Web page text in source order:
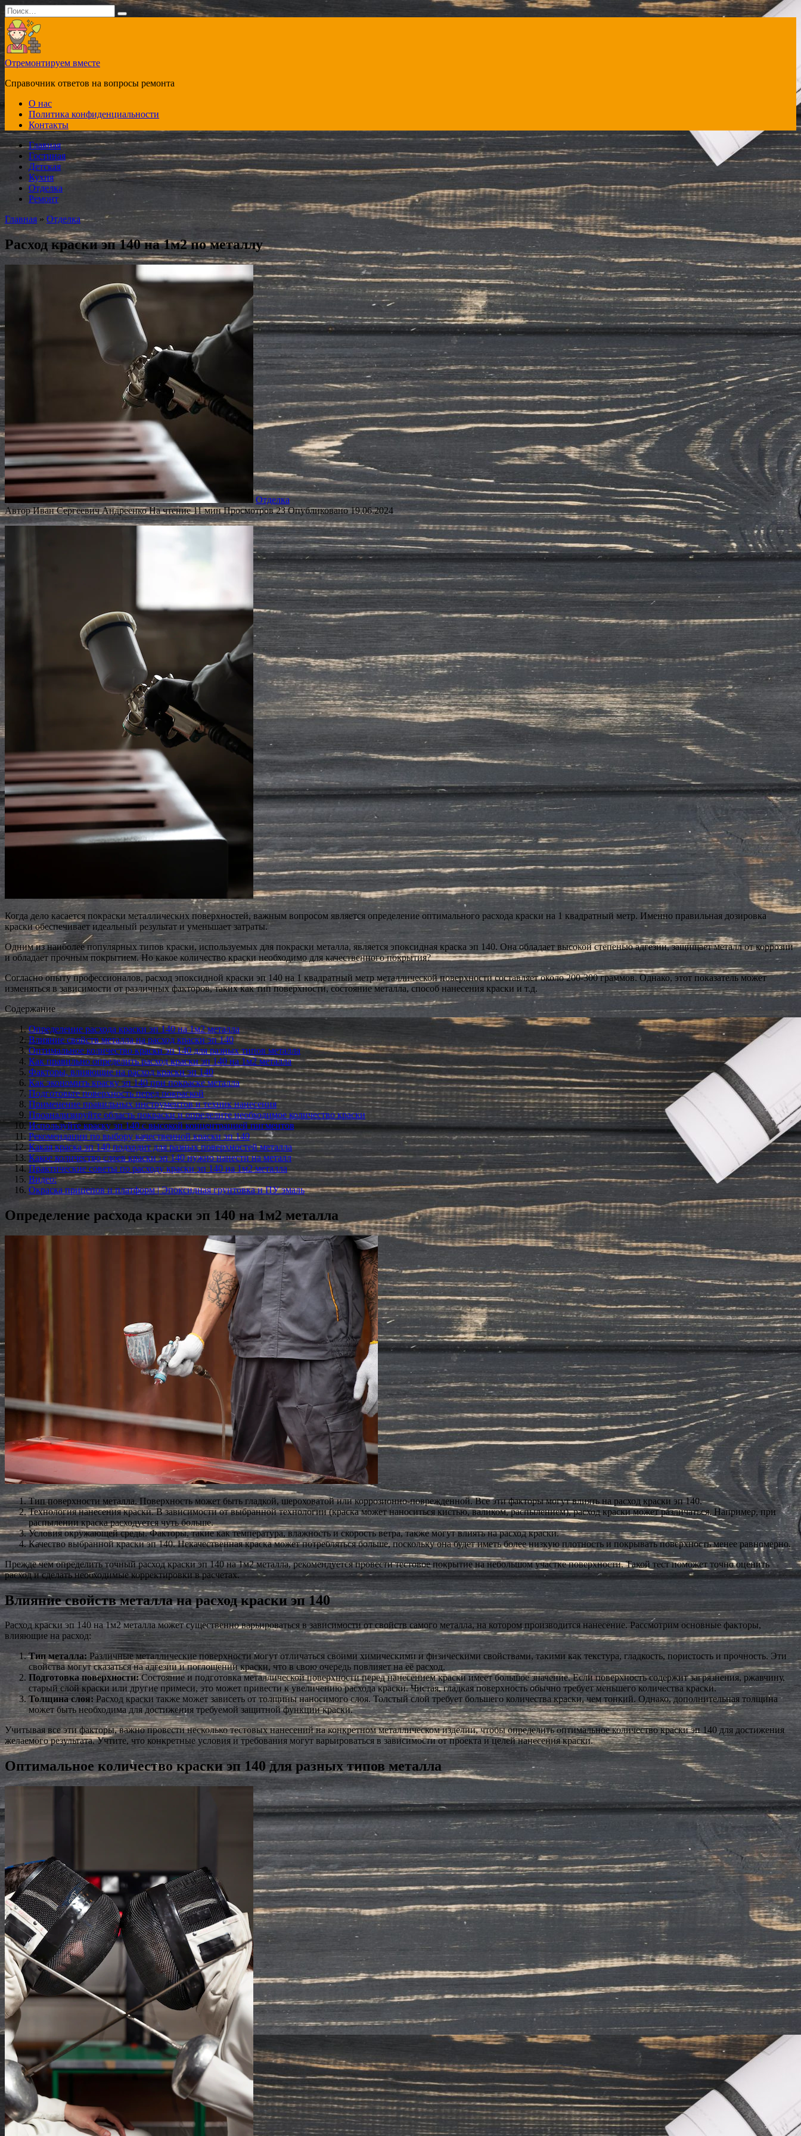
Перейти
к
содержанию
Search
for:
Отремонтируем вместе
Справочник ответов на вопросы ремонта
О нас
Политика конфиденциальности
Контакты
Главная
Гостиная
Детская
Кухня
Отделка
Ремонт
Главная » Отделка
Расход краски эп 140 на 1м2 по металлу
Отделка
Автор Иван Сергеевич Андреенко На чтение11 мин Просмотров 23 Опубликовано 19.06.2024
Когда дело касается покраски металлических поверхностей, важным вопросом является определение оптимального расхода краски на 1 квадратный метр. Именно правильная дозировка
краски обеспечивает идеальный результат и уменьшает затраты.
Одним из наиболее популярных типов краски, используемых для покраски металла, является эпоксидная краска эп 140. Она обладает высокой степенью адгезии, защищает металл от коррозии
и обладает прочным покрытием. Но какое количество краски необходимо для качественного покрытия?
Согласно опыту профессионалов, расход эпоксидной краски эп 140 на 1 квадратный метр металлической поверхности составляет около 200-300 граммов. Однако, этот показатель может
изменяться в зависимости от различных факторов, таких как тип поверхности, состояние металла, способ нанесения краски и т.д.
Содержание
Определение расхода краски эп 140 на 1м2 металла
Влияние свойств металла на расход краски эп 140
Оптимальное количество краски эп 140 для разных типов металла
Как правильно определить расход краски эп 140 на 1м2 металла
Факторы, влияющие на расход краски эп 140
Как экономить краску эп 140 при покраске металла
Подготовьте поверхность перед покраской
Применение правильных инструментов и техник нанесения
Проанализируйте область покраски и определите необходимое количество краски
Используйте краску эп 140 с высокой концентрацией пигментов
Рекомендации по выбору качественной краски эп 140
Какая краска эп 140 подходит для разных поверхностей металла
Какое количество слоев краски эп 140 нужно нанести на металл
Практические советы по расходу краски эп 140 на 1м2 металла
Видео:
Окраска прицепов и платформ | Эпоксидная грунтовка и ПУ эмаль
Определение расхода краски эп 140 на 1м2 металла
Тип поверхности металла. Поверхность может быть гладкой, шероховатой или коррозионно-поврежденной. Все эти факторы могут влиять на расход краски эп 140.
Технология нанесения краски. В зависимости от выбранной технологии (краска может наноситься кистью, валиком, распылением), расход краски может различаться. Например, при
распылении краска расходуется чуть больше.
Условия окружающей среды. Факторы, такие как температура, влажность и скорость ветра, также могут влиять на расход краски.
Качество выбранной краски эп 140. Некачественная краска может потребляться больше, поскольку она будет иметь более низкую плотность и покрывать поверхность менее равномерно.
Прежде чем определить точный расход краски эп 140 на 1м2 металла, рекомендуется провести тестовое покрытие на небольшом участке поверхности. Такой тест поможет точно оценить
расход и сделать необходимые корректировки в расчетах.
Влияние свойств металла на расход краски эп 140
Расход краски эп 140 на 1м2 металла может существенно варьироваться в зависимости от свойств самого металла, на котором производится нанесение. Рассмотрим основные факторы,
влияющие на расход:
Тип металла: Различные металлические поверхности могут отличаться своими химическими и физическими свойствами, такими как текстура, гладкость, пористость и прочность. Эти
свойства могут сказаться на адгезии и поглощении краски, что в свою очередь повлияет на её расход.
Подготовка поверхности:Состояние и подготовка металлической поверхности перед нанесением краски имеет большое значение. Если поверхность содержит загрязнения, ржавчину,
старый слой краски или другие примеси, это может привести к увеличению расхода краски. Чистая, гладкая поверхность обычно требует меньшего количества краски.
Толщина слоя:Расход краски также может зависеть от толщины наносимого слоя. Толстый слой требует большего количества краски, чем тонкий. Однако, дополнительная толщина
может быть необходима для достижения требуемой защитной функции краски.
Учитывая все эти факторы, важно провести несколько тестовых нанесений на конкретном металлическом изделии, чтобы определить оптимальное количество краски эп 140 для достижения
желаемого результата. Учтите, что конкретные условия и требования могут варьироваться в зависимости от проекта и целей нанесения краски.
Оптимальное количество краски эп 140 для разных типов металла